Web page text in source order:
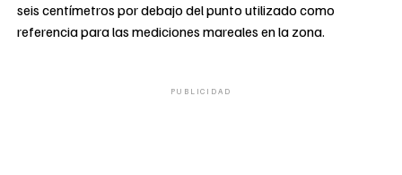
seis centímetros por debajo del punto utilizado como
referencia para las mediciones mareales en la zona.
PUBLICIDAD